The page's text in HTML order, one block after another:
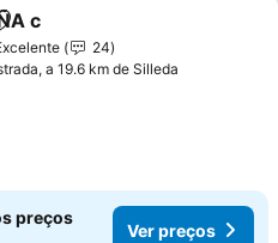
aos favoritos
c
24
a 19.6 km de Silleda
preços
Ver preços